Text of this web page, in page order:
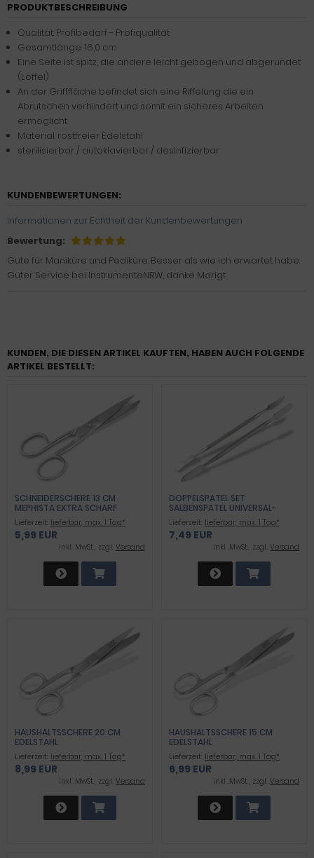
PRODUKTBESCHREIBUNG
Qualität: Profibedarf - Profiqualität
Gesamtlänge: 16,0 cm
Eine Seite ist spitz, die andere leicht gebogen und abgerundet
(Löffel)
An der Grifffläche befindet sich eine Riffelung die ein
Abrutschen verhindert und somit ein sicheres Arbeiten
ermöglicht
Material: rostfreier Edelstahl
sterilisierbar / autoklavierbar / desinfizierbar
KUNDENBEWERTUNGEN:
Informationen zur Echtheit der Kundenbewertungen
Bewertung:
Gute für Maniküre und Pediküre. Besser als wie ich erwartet habe.
Guter Service bei InstrumenteNRW, danke Marigt
KUNDEN, DIE DIESEN ARTIKEL KAUFTEN, HABEN AUCH FOLGENDE
ARTIKEL BESTELLT:
SCHNEIDERSCHERE 13 CM
MEPHISTA EXTRA SCHARF
Lieferzeit: lieferbar, max. 1 Tag*
5,99 EUR
inkl .MwSt., zzgl. Versand
DOPPELSPATEL SET
SALBENSPATEL UNIVERSAL-
SPATEL DOPPELINSTRUMENTE
Lieferzeit: lieferbar, max. 1 Tag*
7,49 EUR
inkl .MwSt., zzgl. Versand
HAUSHALTSSCHERE 20 CM
EDELSTAHL
Lieferzeit: lieferbar, max. 1 Tag*
8,99 EUR
inkl .MwSt., zzgl. Versand
HAUSHALTSSCHERE 15 CM
EDELSTAHL
Lieferzeit: lieferbar, max. 1 Tag*
6,99 EUR
inkl .MwSt., zzgl. Versand